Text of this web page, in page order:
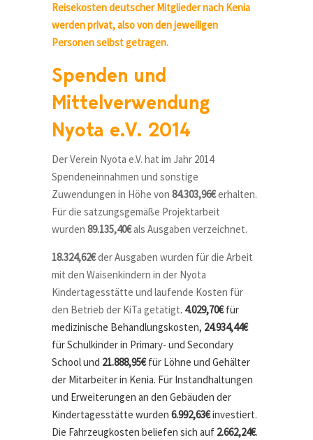
Reisekosten deutscher Mitglieder nach Kenia
werden privat, also von den jeweiligen
Personen selbst getragen.
Spenden und
Mittelverwendung
Nyota e.V. 2014
Der Verein Nyota e.V. hat im Jahr 2014
Spendeneinnahmen und sonstige
Zuwendungen in Höhe von 84.303,96€erhalten.
Für die satzungsgemäße Projektarbeit
wurden 89.135,40€als Ausgaben verzeichnet.
18.324,62€der Ausgaben wurden für die Arbeit
mit den Waisenkindern in der Nyota
Kindertagesstätte und laufende Kosten für
den Betrieb der KiTa getätigt. 4.029,70€für
medizinische Behandlungskosten, 24.934,44€
für Schulkinder in Primary- und Secondary
School und 21.888,95€für Löhne und Gehälter
der Mitarbeiter in Kenia. Für Instandhaltungen
und Erweiterungen an den Gebäuden der
Kindertagesstätte wurden 6.992,63€investiert.
Die Fahrzeugkosten beliefen sich auf 2.662,24€.